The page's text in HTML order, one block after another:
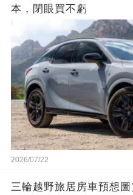
本，閉眼買不虧
2026/07/22
三輪越野旅居房車預想